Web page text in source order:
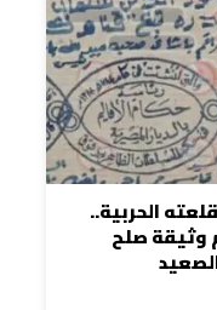
الحربية..
وثيقة صلح